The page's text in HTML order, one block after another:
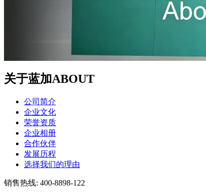
关于蓝加ABOUT
公司简介
企业文化
荣誉资质
企业相册
合作伙伴
发展历程
选择我们的理由
销售热线: 400-8898-122